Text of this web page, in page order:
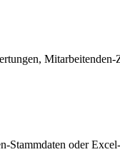
oder